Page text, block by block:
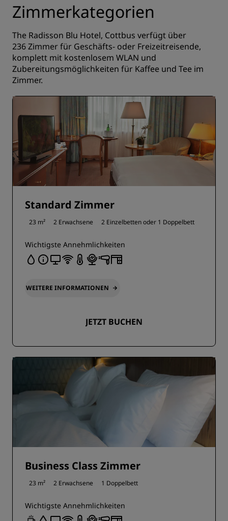
Zimmerkategorien
The Radisson Blu Hotel, Cottbus verfügt über
236 Zimmer für Geschäfts- oder Freizeitreisende,
komplett mit kostenlosem WLAN und
Zubereitungsmöglichkeiten für Kaffee und Tee im
Zimmer.
Standard Zimmer
23 m² 2 Erwachsene 2 Einzelbetten oder 1 Doppelbett
Wichtigste Annehmlichkeiten
WEITERE INFORMATIONEN
JETZT BUCHEN
Business Class Zimmer
23 m² 2 Erwachsene 1 Doppelbett
Wichtigste Annehmlichkeiten